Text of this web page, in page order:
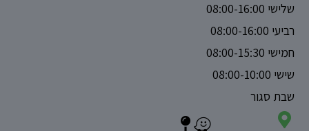
שלישי 08:00-16:00
רביעי 08:00-16:00
חמישי 08:00-15:30
שישי 08:00-10:00
שבת סגור